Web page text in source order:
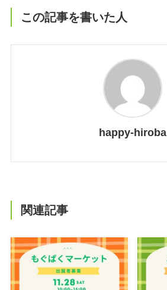
この記事を書いた人
happy-hiroba
関連記事